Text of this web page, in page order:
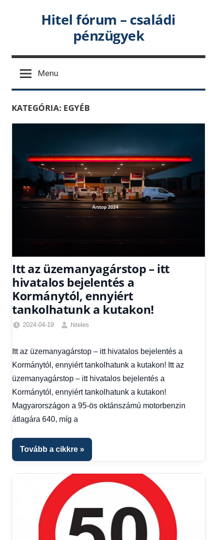
Hitel fórum – családi
pénzügyek
Menu
KATEGÓRIA: EGYÉB
Itt az üzemanyagárstop – itt
hivatalos bejelentés a
Kormánytól, ennyiért
tankolhatunk a kutakon!
2024-04-19
hiteles
hírek ,
Gazdaság,
Hitel
fórum
Itt az üzemanyagárstop – itt hivatalos bejelentés a
Kormánytól, ennyiért tankolhatunk a kutakon! Itt az
üzemanyagárstop – itt hivatalos bejelentés a
Kormánytól, ennyiért tankolhatunk a kutakon!
Magyarországon a 95-ös oktánszámú motorbenzin
átlagára 640, míg a
Tovább a cikkre